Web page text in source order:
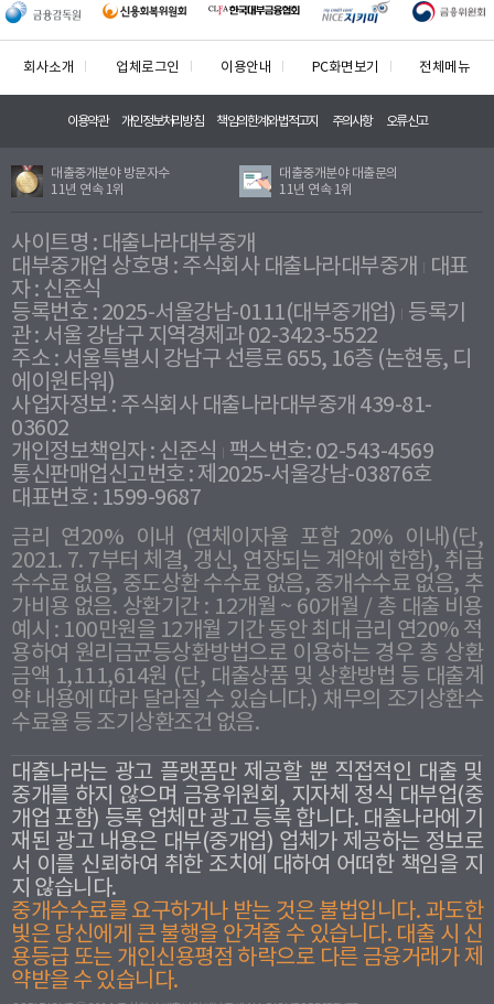
회사소개 업체로그인 이용안내 PC화면보기 전체메뉴
이용약관 개인정보처리방침 책임의한계와법적고지 주의사항 오류신고
대출중개분야 방문자수
11년 연속 1위
대출중개분야 대출문의
11년 연속 1위
사이트명 : 대출나라대부중개
대부중개업 상호명 : 주식회사 대출나라대부중개
대표
자 : 신준식
등록번호 : 2025-서울강남-0111(대부중개업) 등록기
관 : 서울 강남구 지역경제과 02-3423-5522
주소 : 서울특별시 강남구 선릉로 655, 16층 (논현동, 디
에이원타워)
사업자정보 : 주식회사 대출나라대부중개 439-81-
03602
개인정보책임자 : 신준식
팩스번호: 02-543-4569
통신판매업신고번호 : 제2025-서울강남-03876호
대표번호 : 1599-9687
금리 연20% 이내 (연체이자율 포함 20% 이내)(단,
2021. 7. 7부터 체결, 갱신, 연장되는 계약에 한함), 취급
수수료 없음, 중도상환 수수료 없음, 중개수수료 없음, 추
가비용 없음. 상환기간 : 12개월 ~ 60개월 / 총 대출 비용
예시 : 100만원을 12개월 기간 동안 최대 금리 연20% 적
용하여 원리금균등상환방법으로 이용하는 경우 총 상환
금액 1,111,614원 (단, 대출상품 및 상환방법 등 대출계
약 내용에 따라 달라질 수 있습니다.) 채무의 조기상환수
수료율 등 조기상환조건 없음.
대출나라는 광고 플랫폼만 제공할 뿐 직접적인 대출 및
중개를 하지 않으며 금융위원회, 지자체 정식 대부업(중
개업 포함) 등록 업체만 광고 등록 합니다. 대출나라에 기
재된 광고 내용은 대부(중개업) 업체가 제공하는 정보로
서 이를 신뢰하여 취한 조치에 대하여 어떠한 책임을 지
지 않습니다.
중개수수료를 요구하거나 받는 것은 불법입니다. 과도한
빛은 당신에게 큰 불행을 안겨줄 수 있습니다. 대출 시 신
용등급 또는 개인신용평점 하락으로 다른 금융거래가 제
약받을 수 있습니다.